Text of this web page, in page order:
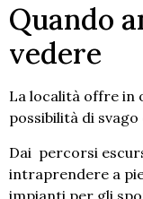
Quando
vedere
La località offre in
possibilità di
Dai percorsi
intraprendere a
impianti per gli